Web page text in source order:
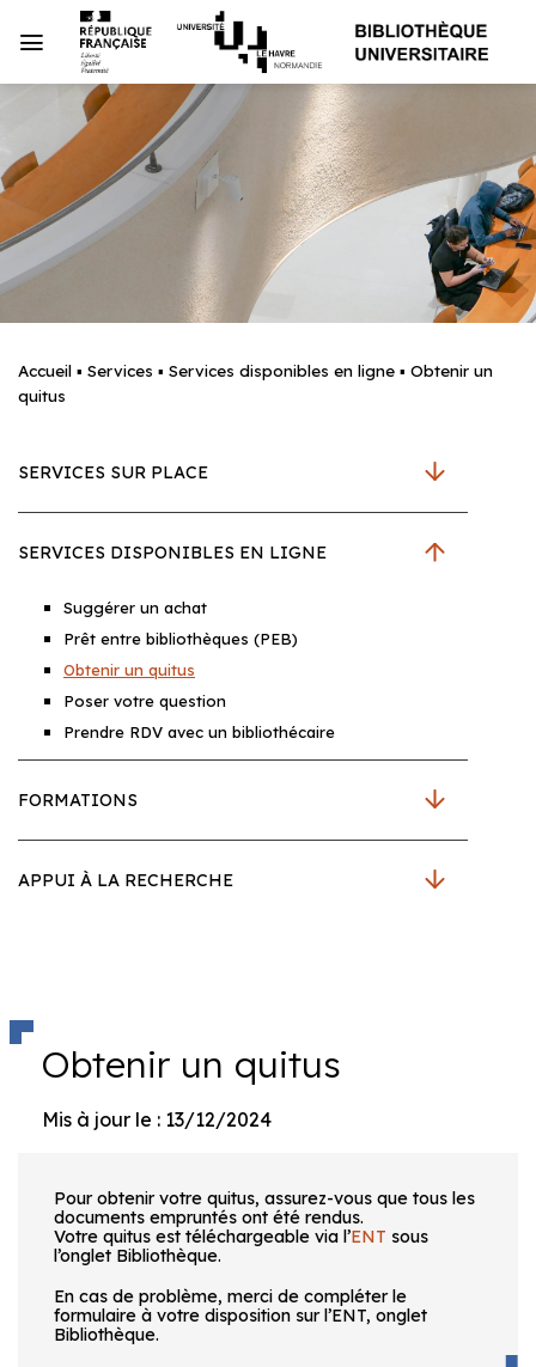
au
Accueil ▪ Services ▪ Services disponibles en ligne ▪ Obtenir un
quitus
SERVICES SUR PLACE
SERVICES DISPONIBLES EN LIGNE
Suggérer un achat
Prêt entre bibliothèques (PEB)
Obtenir un quitus
Poser votre question
Prendre RDV avec un bibliothécaire
FORMATIONS
APPUI À LA RECHERCHE
Obtenir un quitus
Mis à jour le : 13/12/2024
Pour obtenir votre quitus, assurez-vous que tous les
documents empruntés ont été rendus.
Votre quitus est téléchargeable via l’ENT sous
l’onglet Bibliothèque.
En cas de problème, merci de compléter le
formulaire à votre disposition sur l’ENT, onglet
Bibliothèque.